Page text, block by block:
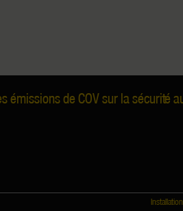
émissions de COV sur la sécurité